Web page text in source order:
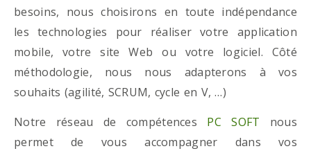
besoins, nous choisirons en toute indépendance
les technologies pour réaliser votre application
mobile, votre site Web ou votre logiciel. Côté
méthodologie, nous nous adapterons à vos
souhaits (agilité, SCRUM, cycle en V, …)
Notre réseau de compétences PC SOFT nous
permet de vous accompagner dans vos